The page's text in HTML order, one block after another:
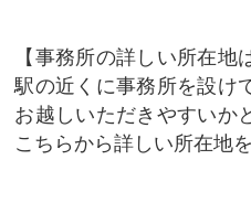
事務所の詳しい所在地
駅の近くに事務所を設け
お越しいただきやすいか
こちらから詳しい所在地